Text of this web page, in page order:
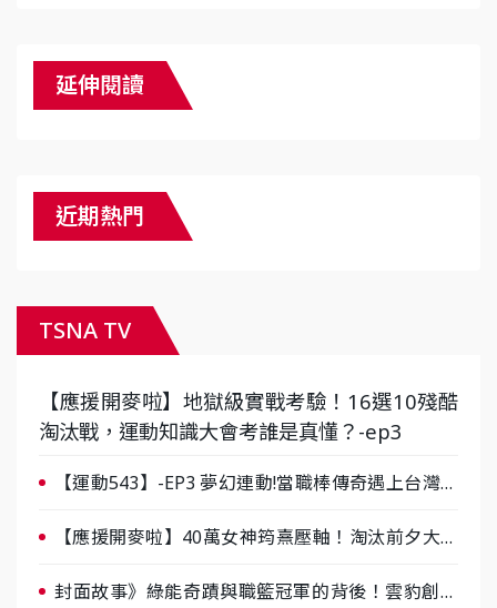
延伸閱讀
近期熱門
TSNA TV
【應援開麥啦】地獄級實戰考驗！16選10殘酷
淘汰戰，運動知識大會考誰是真懂？-ep3
【運動543】-EP3 夢幻連動!當職棒傳奇遇上台灣女
【應援開麥啦】40萬女神筠熹壓軸！淘汰前夕大混
封面故事》綠能奇蹟與職籃冠軍的背後！雲豹創辦